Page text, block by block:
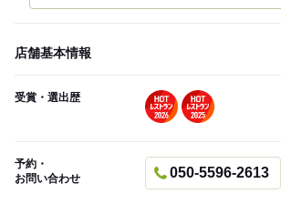
店舗基本情報
受賞・選出歴
予約・
お問い合わせ
050-5596-2613